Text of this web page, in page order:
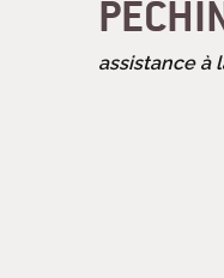
assistance à